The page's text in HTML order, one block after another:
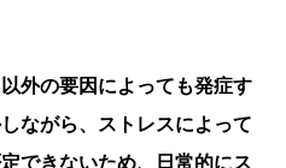
外の要因によっても発症す
ながら、ストレスによって
できないため、日常的にス